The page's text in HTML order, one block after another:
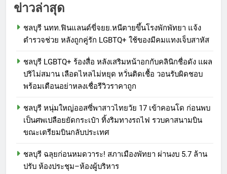
ข่าวล่าสุด
ชลบุรี นทท.ฟินแลนด์ขี่จยย.หนีตายขึ้นโรงพักพัทยา แจ้ง
ตำรวจช่วย หลังถูกคู่รัก LGBTQ+ ใช้ของมีคมแทงเจ็บสาหัส
ชลบุรี LGBTQ+ ร้องสื่อ หลังเสริมหน้าอกกับคลินิกชื่อดัง แผล
ปริไม่สมาน เลือดไหลไม่หยุด หวั่นติดเชื้อ วอนรับผิดชอบ
พร้อมเตือนอย่าหลงเชื่อรีวิวราคาถูก
ชลบุรี หนุ่มใหญ่ออสซี่พาสาวไทยวัย 17 เข้าคอนโด ก่อนพบ
เป็นศพเปลือยยัดกระเป๋า ทิ้งริมทางรถไฟ รวบคาสนามบิน
ขณะเตรียมบินกลับประเทศ
ชลบุรี ฉลุยก่อนหมดวาระ! สภาเมืองพัทยา ผ่านงบ 5.7 ล้าน
ปรับ ห้องประชุม–ห้องผู้บริหาร